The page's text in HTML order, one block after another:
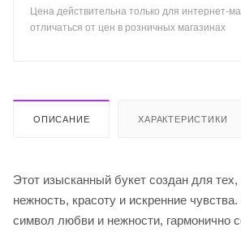
Цена действительна только для интернет-
отличаться от цен в розничных магазинах
ОПИСАНИЕ ХАРАКТЕРИСТИКИ
Этот изысканный букет создан для тех,
нежность, красоту и искренние
символ любви и нежности, гармонично